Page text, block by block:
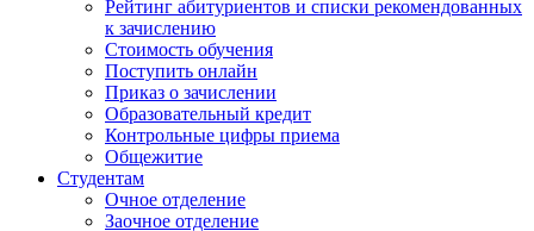
Рейтинг абитуриентов и списки рекомендованных
к зачислению
Стоимость обучения
Поступить онлайн
Приказ о зачислении
Образовательный кредит
Контрольные цифры приема
Общежитие
Студентам
Очное отделение
Заочное отделение